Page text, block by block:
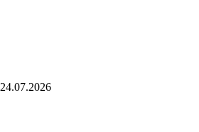
24.07.2026